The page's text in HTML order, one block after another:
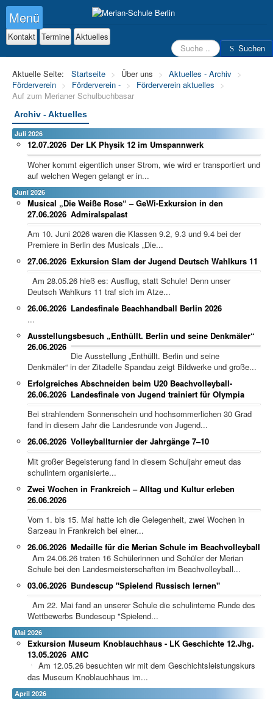
Suchen Suchen
Kontakt Termine Aktuelles
Menü
Aktuelle Seite: Startseite > Über uns > Aktuelles - Archiv >
Förderverein > Förderverein - > Förderverein aktuelles
>
Auf zum Merianer Schulbuchbasar
Archiv - Aktuelles
Juli 2026
Der LK Physik 12 im Umspannwerk
12.07.2026
Woher kommt eigentlich unser Strom, wie wird er transportiert und
auf welchen Wegen gelangt er in...
Juni 2026
Musical „Die Weiße Rose“ – GeWi-Exkursion in den
Admiralspalast
27.06.2026
Am 10. Juni 2026 waren die Klassen 9.2, 9.3 und 9.4 bei der
Premiere in Berlin des Musicals „Die...
Exkursion Slam der Jugend Deutsch Wahlkurs 11
27.06.2026
Am 28.05.26 hieß es: Ausflug, statt Schule! Denn unser
Deutsch Wahlkurs 11 traf sich im Atze...
Landesfinale Beachhandball Berlin 2026
26.06.2026
...
Ausstellungsbesuch „Enthüllt. Berlin und seine Denkmäler“
26.06.2026
Die Ausstellung „Enthüllt. Berlin und seine
Denkmäler“ in der Zitadelle Spandau zeigt Bildwerke und große...
Erfolgreiches Abschneiden beim U20 Beachvolleyball-
Landesfinale von Jugend trainiert für Olympia
26.06.2026
Bei strahlendem Sonnenschein und hochsommerlichen 30 Grad
fand in diesem Jahr die Landesrunde von Jugend...
Volleyballturnier der Jahrgänge 7–10
26.06.2026
Mit großer Begeisterung fand in diesem Schuljahr erneut das
schulintern organisierte...
Zwei Wochen in Frankreich – Alltag und Kultur erleben
26.06.2026
Vom 1. bis 15. Mai hatte ich die Gelegenheit, zwei Wochen in
Sarzeau in Frankreich bei einer...
Medaille für die Merian Schule im Beachvolleyball
26.06.2026
Am 24.06.26 traten 16 Schülerinnen und Schüler der Merian
Schule bei den Landesmeisterschaften im Beachvolleyball...
Bundescup "Spielend Russisch lernen"
03.06.2026
Am 22. Mai fand an unserer Schule die schulinterne Runde des
Wettbewerbs Bundescup "Spielend...
Mai 2026
Exkursion Museum Knoblauchhaus - LK Geschichte 12.Jhg.
AMC
13.05.2026
Am 12.05.26 besuchten wir mit dem Geschichtsleistungskurs
das Museum Knoblauchhaus im...
April 2026